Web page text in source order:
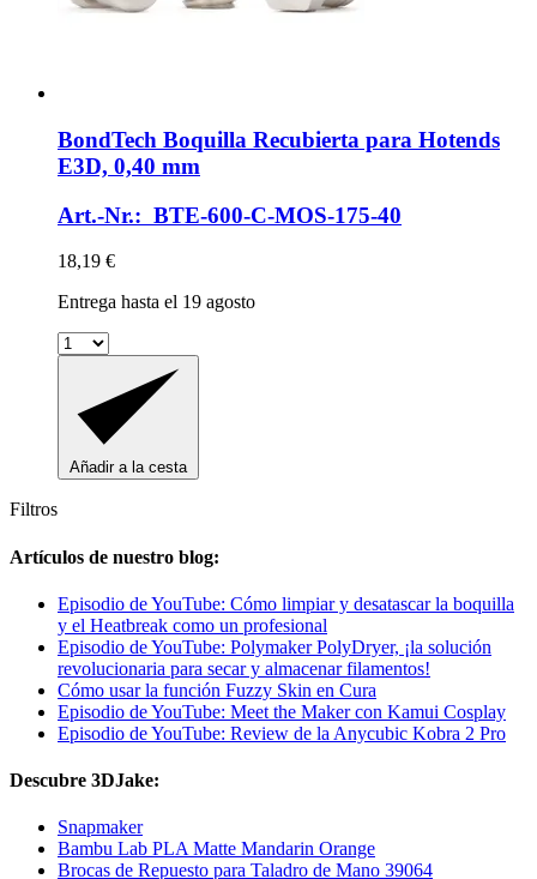
BondTech Boquilla Recubierta para Hotends
E3D, 0,40 mm
Art.-Nr.: BTE-600-C-MOS-175-40
18,19 €
Entrega hasta el 19 agosto
Añadir a la cesta
Filtros
Artículos de nuestro blog:
Episodio de YouTube: Cómo limpiar y desatascar la boquilla
y el Heatbreak como un profesional
Episodio de YouTube: Polymaker PolyDryer, ¡la solución
revolucionaria para secar y almacenar filamentos!
Cómo usar la función Fuzzy Skin en Cura
Episodio de YouTube: Meet the Maker con Kamui Cosplay
Episodio de YouTube: Review de la Anycubic Kobra 2 Pro
Descubre 3DJake:
Snapmaker
Bambu Lab PLA Matte Mandarin Orange
Brocas de Repuesto para Taladro de Mano 39064